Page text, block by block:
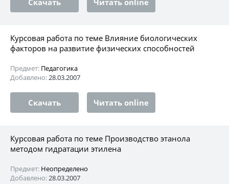
Курсовая работа по теме Влияние биологических
факторов на развитие физических способностей
Предмет: Педагогика
Добавлено:28.03.2007
Скачать Читать online
Курсовая работа по теме Производство этанола
методом гидратации этилена
Предмет: Неопределено
Добавлено:28.03.2007